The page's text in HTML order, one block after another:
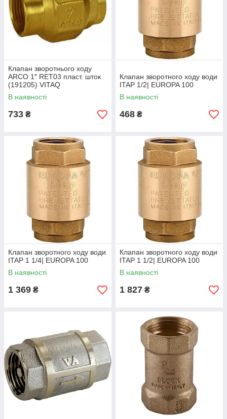
Клапан зворотнього ходу
ARCO 1″ RET03 пласт. шток
(191205) VITAQ
В наявності
733 ₴
Клапан зворотного ходу води
ITAP 1/2| EUROPA 100
В наявності
468 ₴
Клапан зворотного ходу води
ITAP 1 1/4| EUROPA 100
В наявності
1 369 ₴
Клапан зворотного ходу води
ITAP 1 1/2| EUROPA 100
В наявності
1 827 ₴